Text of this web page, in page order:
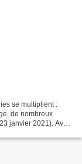
se multiplient :
de nombreux
janvier 2021). Avec